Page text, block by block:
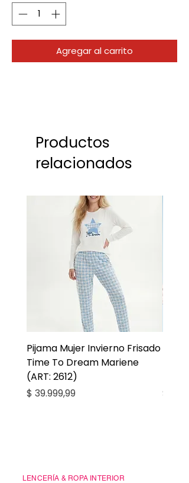
Agregar al carrito
Productos
relacionados
Pijama Mujer Invierno Frisado
Time To Dream Mariene
(ART: 2612)
Precio
$ 39.999,99
Precio
$
LENCERÍA & ROPA INTERIOR